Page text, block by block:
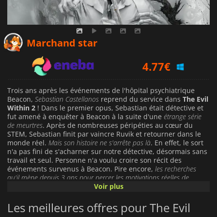
Marchand star
4.77€
5.79€
Trois ans après les événements de l'hôpital psychiatrique
Beacon, Sebastian Castellanos reprend du service dans The Evil
Within 2 ! Dans le premier opus, Sebastian était détective et
fut amené à enquêter à Beacon à la suite d'une étrange série
de meurtres. Après de nombreuses péripéties au cœur du
STEM, Sebastian finit par vaincre Ruvik et retourner dans le
monde réel. Mais son histoire ne s'arrête pas là. En effet, le sort
n'a pas fini de s'acharner sur notre détective, désormais sans
travail et seul. Personne n'a voulu croire son récit des
événements survenus à Beacon. Pire encore, les recherches
qu'il mène depuis 3 ans pour percer les motivations réelles de
. Mais après tant de souffrances,
horreurs auxquelles il a survécu à Beacon, une nouvelle lueur
d'espoir s'allume pour Sebastian. Il est contacté parJuli
Voir plus
Les meilleures offres pour The Evil